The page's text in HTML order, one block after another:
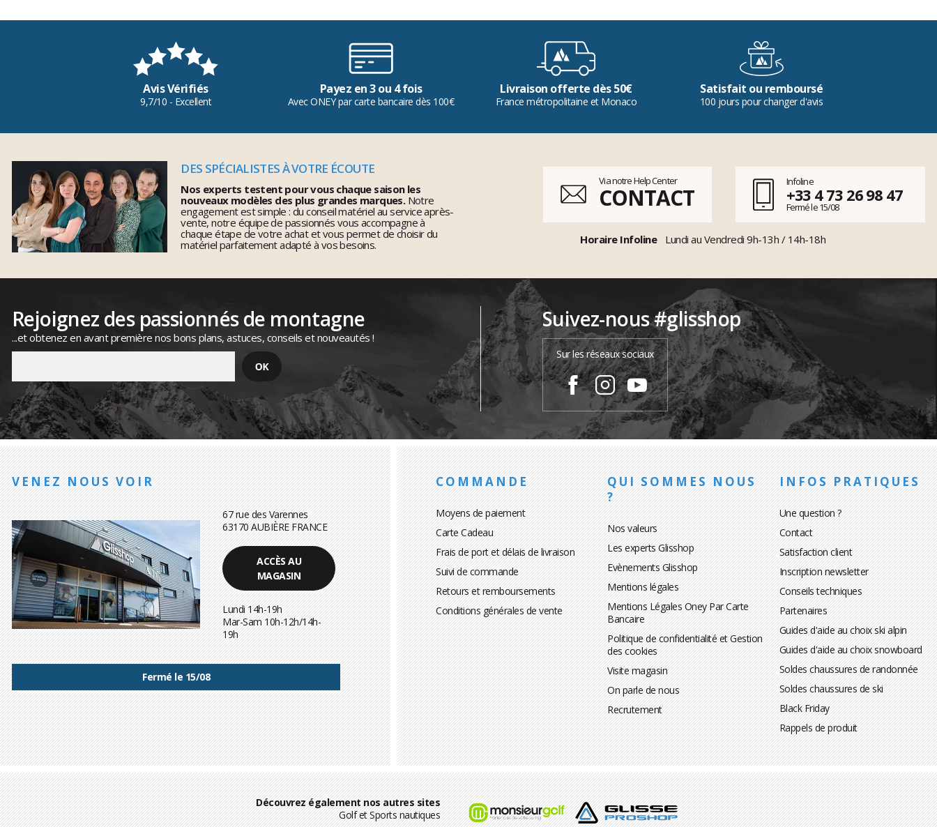
Avis Vérifiés
9,7/10 - Excellent
Payez en 3 ou 4 fois
Avec ONEY par carte bancaire dès 100€
Livraison offerte dès 50€
France métropolitaine et Monaco
Satisfait ou remboursé
100 jours pour changer d'avis
DES SPÉCIALISTES À VOTRE ÉCOUTE
Nos experts testent pour vous chaque saison les
nouveaux modèles des plus grandes marques.Notre
engagement est simple : du conseil matériel au service après-
vente, notre équipe de passionnés vous accompagne à
chaque étape de votre achat et vous permet de choisir du
matériel parfaitement adapté à vos besoins.
Via notre Help Center
CONTACT
Infoline
+33 4 73 26 98 47
Fermé le 15/08
Horaire Infoline Lundi au Vendredi 9h-13h / 14h-18h
Rejoignez des passionnés de montagne
...et obtenez en avant première nos bons plans, astuces, conseils et nouveautés !
Suivez-nous #glisshop
Sur les réseaux sociaux
VENEZ NOUS VOIR
67 rue des Varennes
63170 AUBIÈRE FRANCE
ACCÈS AU
MAGASIN
Lundi 14h-19h
Mar-Sam 10h-12h/14h-
19h
Fermé le 15/08
COMMANDE
Moyens de paiement
Carte Cadeau
Frais de port et délais de livraison
Suivi de commande
Retours et remboursements
Conditions générales de vente
QUI SOMMES NOUS
?
Nos valeurs
Les experts Glisshop
Evènements Glisshop
Mentions légales
Mentions Légales Oney Par Carte
Bancaire
Politique de confidentialité et Gestion
des cookies
Visite magasin
On parle de nous
Recrutement
INFOS PRATIQUES
Une question ?
Contact
Satisfaction client
Inscription newsletter
Conseils techniques
Partenaires
Guides d'aide au choix ski alpin
Guides d'aide au choix snowboard
Soldes chaussures de randonnée
Soldes chaussures de ski
Black Friday
Rappels de produit
Découvrez également nos autres sites
Golf et Sports nautiques